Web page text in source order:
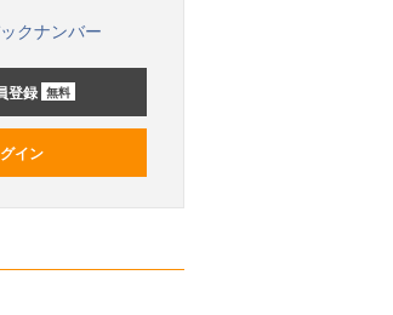
クナンバー
登録 無料
イン